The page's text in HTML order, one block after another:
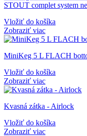
STOUT complet system
Vložiť do košíka
Zobraziť viac
MiniKeg 5 L FLACH
Vložiť do košíka
Zobraziť viac
Kvasná zátka - Airlock
Vložiť do košíka
Zobraziť viac